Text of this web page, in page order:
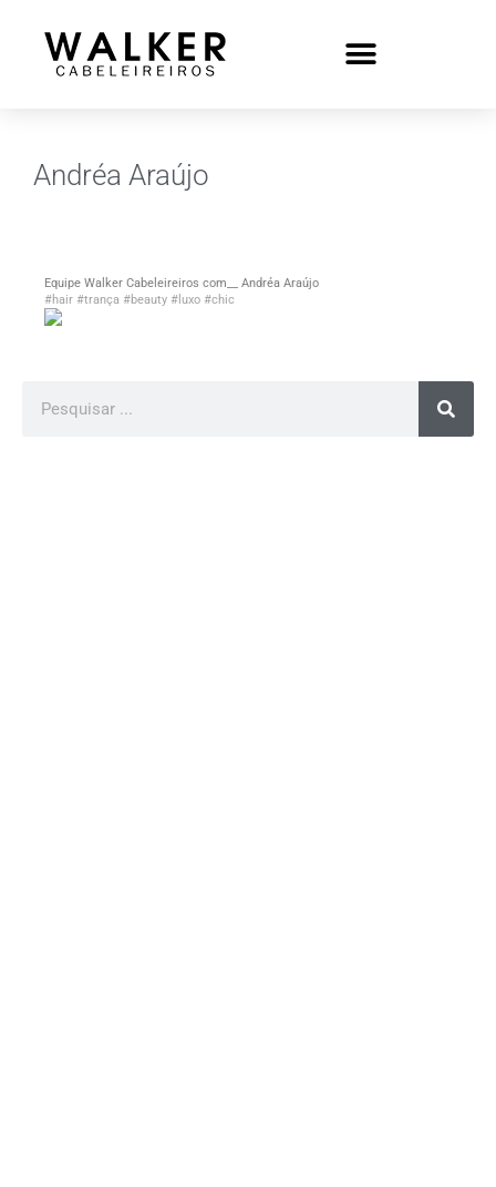
Andréa Araújo
Equipe Walker Cabeleireiros com__ Andréa Araújo
#hair #trança #beauty #luxo #chic